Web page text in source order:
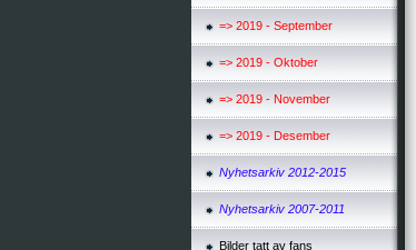
=> 2019 - September
=> 2019 - Oktober
=> 2019 - November
=> 2019 - Desember
Nyhetsarkiv 2012-2015
Nyhetsarkiv 2007-2011
Bilder tatt av fans